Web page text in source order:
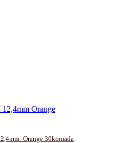
30komada